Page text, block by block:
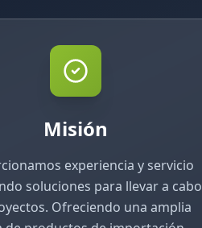
Misión
experiencia y servicio
soluciones para llevar a cabo
Ofreciendo una amplia